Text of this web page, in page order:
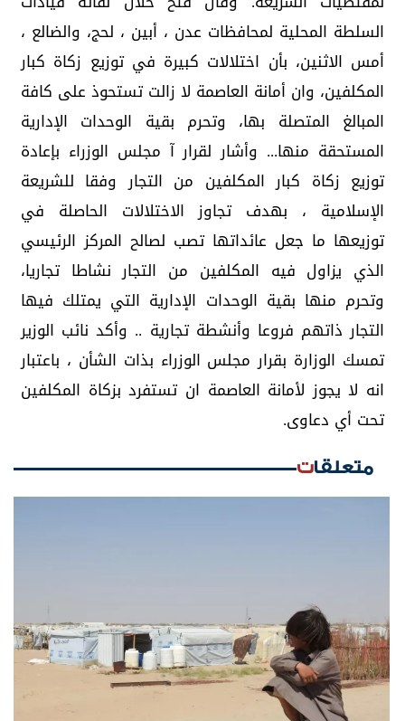
السلطة المحلية لمحافظات عدن ، أبين ، لحج، والضالع ،
أمس الاثنين، بأن اختلالات كبيرة في توزيع زكاة كبار
المكلفين، وان أمانة العاصمة لا زالت تستحوذ على كافة
المبالغ المتصلة بها، وتحرم بقية الوحدات الإدارية
المستحقة منها... وأشار لقرار آ مجلس الوزراء بإعادة
توزيع زكاة كبار المكلفين من التجار وفقا للشريعة
الإسلامية ، بهدف تجاوز الاختلالات الحاصلة في
توزيعها ما جعل عائداتها تصب لصالح المركز الرئيسي
الذي يزاول فيه المكلفين من التجار نشاطا تجاريا،
وتحرم منها بقية الوحدات الإدارية التي يمتلك فيها
التجار ذاتهم فروعا وأنشطة تجارية .. وأكد نائب الوزير
تمسك الوزارة بقرار مجلس الوزراء بذات الشأن ، باعتبار
انه لا يجوز لأمانة العاصمة ان تستفرد بزكاة المكلفين
تحت أي دعاوى.
متعلقات